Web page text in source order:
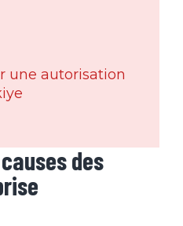
une autorisation
des